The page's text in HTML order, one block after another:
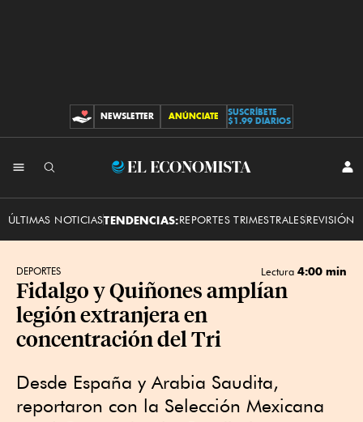
CONTRIBUCIONES
NEWSLETTER ANÚNCIATE
SUSCRÍBETE
$1.99 DIARIOS
El
ÚLTIMAS NOTICIASTENDENCIAS:REPORTES TRIMESTRALESREVISIÓN
DEPORTES Lectura 4:00 min
Fidalgo y Quiñones amplían
legión extranjera en
concentración del Tri
Desde España y Arabia Saudita,
reportaron con la Selección Mexicana